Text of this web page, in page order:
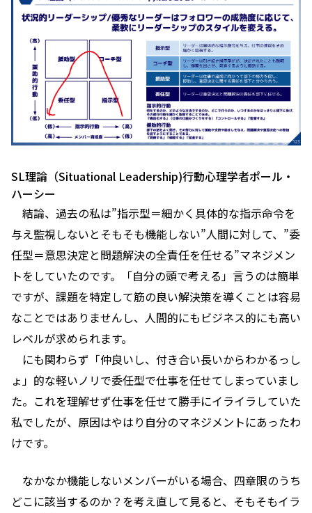
SL理論（Situational Leadership)行動心理学者ポール・
ハーシー
結論、過去の私は”指示型＝細かく具体的な指示命令を
与え監視しないとそもそも機能しない”人間に対して、”委
任型＝意思決定と問題解決の全責任を任せる”マネジメン
トをしていたのです。「自分の頭で考える」言うのは簡単
ですが、課題を特定して筋の良い解決策を導くことは容易
なことではありませんし、人間的にもビジネス的にも高い
レベルが求められます。
にも関わらず「仲良いし、付き合い長いからわかるっし
ょ」的な軽いノリで委任型で仕事を任せてしまっていまし
た。これを理解せず仕事を任せて勝手にイライラしていた
私でしたが、原因はやはり自分のマネジメントにあったわ
けです。
なかなか機能しないメンバーがいる場合、四章限のうち
どこに該当するのか？を考え直して見ると、そもそもイラ